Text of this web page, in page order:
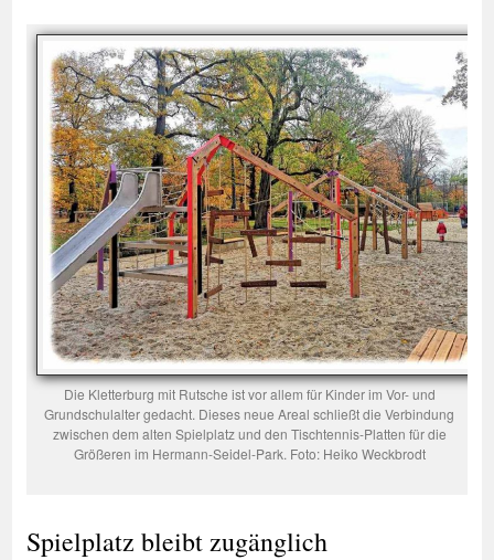
Die Kletterburg mit Rutsche ist vor allem für Kinder im Vor- und
Grundschulalter gedacht. Dieses neue Areal schließt die Verbindung
zwischen dem alten Spielplatz und den Tischtennis-Platten für die
Größeren im Hermann-Seidel-Park. Foto: Heiko Weckbrodt
Spielplatz bleibt zugänglich